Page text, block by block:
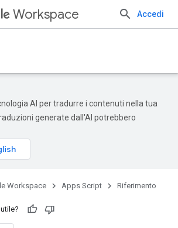
Workspace Accedi
AI per tradurre i contenuti nella tua
generate dall'AI potrebbero
Workspace Apps Script Riferimento